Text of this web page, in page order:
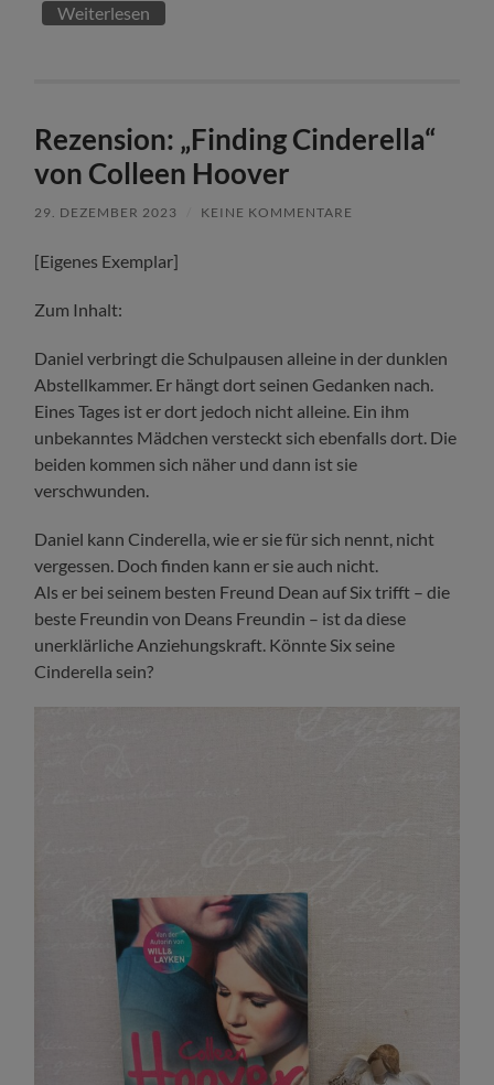
Weiterlesen
Rezension: „Finding Cinderella“
von Colleen Hoover
29. DEZEMBER 2023 KEINE KOMMENTARE
[Eigenes Exemplar]
Zum Inhalt:
Daniel verbringt die Schulpausen alleine in der dunklen
Abstellkammer. Er hängt dort seinen Gedanken nach.
Eines Tages ist er dort jedoch nicht alleine. Ein ihm
unbekanntes Mädchen versteckt sich ebenfalls dort. Die
beiden kommen sich näher und dann ist sie
verschwunden.
Daniel kann Cinderella, wie er sie für sich nennt, nicht
vergessen. Doch finden kann er sie auch nicht.
Als er bei seinem besten Freund Dean auf Six trifft – die
beste Freundin von Deans Freundin – ist da diese
unerklärliche Anziehungskraft. Könnte Six seine
Cinderella sein?